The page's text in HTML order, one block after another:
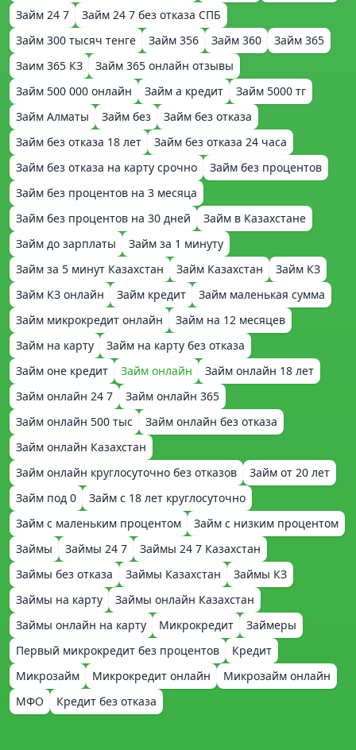
Займ 24 7
Займ 24 7 без отказа СПБ
Займ 300 тысяч тенге
Займ 356 Займ 360
Займ 365
Заим 365 КЗ
Займ 365 онлайн отзывы
Займ 500 000 онлайн
Займ а кредит
Займ 5000 тг
Займ Алматы
Займ без
Займ без отказа
Займ без отказа 18 лет
Займ без отказа 24 часа
Займ без отказа на карту срочно
Займ без процентов
Займ без процентов на 3 месяца
Займ без процентов на 30 дней
Займ в Казахстане
Займ до зарплаты
Займ за 1 минуту
Займ за 5 минут Казахстан
Займ Казахстан
Займ КЗ
Займ КЗ онлайн
Займ кредит
Займ маленькая сумма
Займ микрокредит онлайн
Займ на 12 месяцев
Займ на карту
Займ на карту без отказа
Займ оне кредит
Займ онлайн
Займ онлайн 18 лет
Займ онлайн 24 7
Займ онлайн 365
Займ онлайн 500 тыс
Займ онлайн без отказа
Займ онлайн Казахстан
Займ онлайн круглосуточно без отказов
Займ от 20 лет
Займ под 0
Займ с 18 лет круглосуточно
Займ с маленьким процентом
Займ с низким процентом
Займы
Займы 24 7
Займы 24 7 Казахстан
Займы без отказа
Займы Казахстан
Займы КЗ
Займы на карту
Займы онлайн Казахстан
Займы онлайн на карту
Микрокредит
Займеры
Первый микрокредит без процентов
Кредит
Микрозайм
Микрокредит онлайн
Микрозайм онлайн
МФО
Кредит без отказа